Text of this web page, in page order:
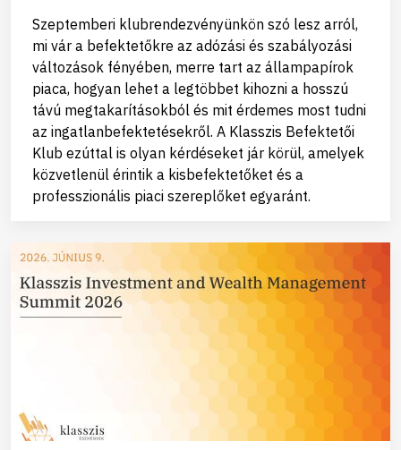
Szeptemberi klubrendezvényünkön szó lesz arról,
mi vár a befektetőkre az adózási és szabályozási
változások fényében, merre tart az állampapírok
piaca, hogyan lehet a legtöbbet kihozni a hosszú
távú megtakarításokból és mit érdemes most tudni
az ingatlanbefektetésekről. A Klasszis Befektetői
Klub ezúttal is olyan kérdéseket jár körül, amelyek
közvetlenül érintik a kisbefektetőket és a
professzionális piaci szereplőket egyaránt.